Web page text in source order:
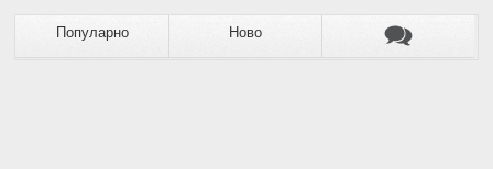
Популарно Ново